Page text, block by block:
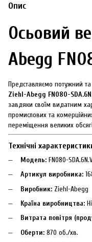
Опис
Осьовий
Abegg
Представляємо потужний
Ziehl-Abegg FN080-
завдяки своїм видатним
промислових та
переміщення великих
Технічні
Модель: FN080-
Артикул виробника:
Виробник: Ziehl-Abegg
Країна виробництва:
Витрата повітря
Оберти: 870 об./хв.